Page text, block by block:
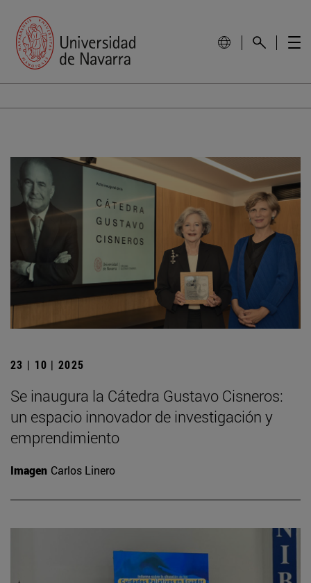
23 | 10 | 2025
Se inaugura la Cátedra Gustavo Cisneros:
un espacio innovador de investigación y
emprendimiento
Imagen Carlos Linero